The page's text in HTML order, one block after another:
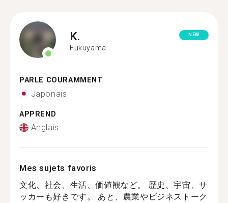
K.
Fukuyama
NEW
PARLE COURAMMENT
Japonais
APPREND
Anglais
Mes sujets favoris
文化、社会、生活、価値観など。 歴史、宇宙、サ
ッカーも好きです。 あと、農業やビジネストーク